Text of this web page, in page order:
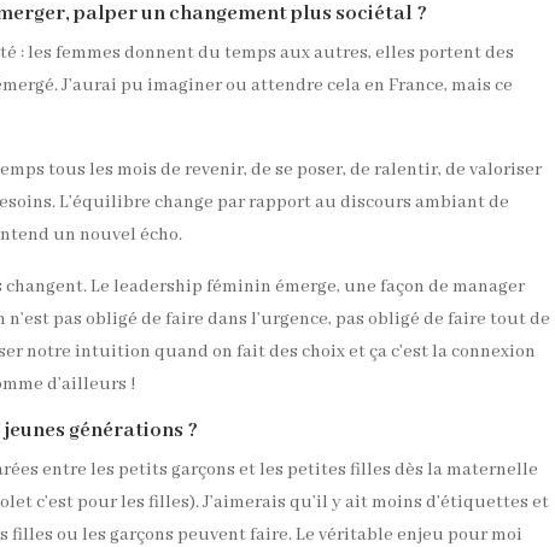
palper un changement plus sociétal ?
: les femmes donnent du temps aux autres, elles portent des
J’aurai pu imaginer ou attendre cela en France, mais ce
tous les mois de revenir, de se poser, de ralentir, de valoriser
L’équilibre change par rapport au discours ambiant de
un nouvel écho.
Le leadership féminin émerge, une façon de manager
pas obligé de faire dans l’urgence, pas obligé de faire tout de
notre intuition quand on fait des choix et ça c’est la connexion
d’ailleurs !
générations ?
entre les petits garçons et les petites filles dès la maternelle
c’est pour les filles). J’aimerais qu’il y ait moins d’étiquettes et
filles ou les garçons peuvent faire. Le véritable enjeu pour moi